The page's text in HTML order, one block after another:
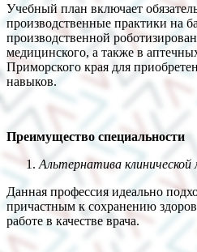
Учебный план включает
производственные практики на
производственной
медицинского, а также в
Приморского края для
навыков.
Преимущество специальности
Альтернатива клинической
Данная профессия идеально
причастным к сохранению
работе в качестве врача.